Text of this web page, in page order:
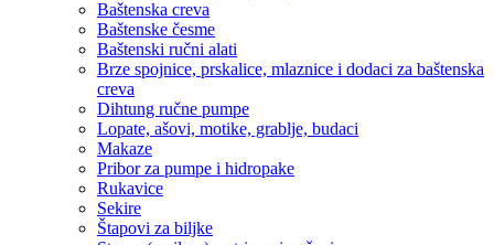
Baštenska creva
Baštenske česme
Baštenski ručni alati
Brze spojnice, prskalice, mlaznice i dodaci za baštenska
creva
Dihtung ručne pumpe
Lopate, ašovi, motike, grablje, budaci
Makaze
Pribor za pumpe i hidropake
Rukavice
Sekire
Štapovi za biljke